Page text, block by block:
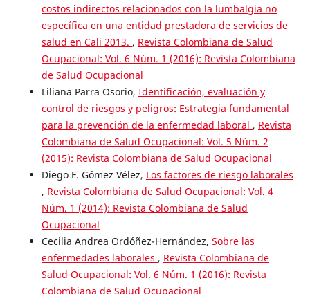
costos indirectos relacionados con la lumbalgia no
específica en una entidad prestadora de servicios de
salud en Cali 2013. , Revista Colombiana de Salud
Ocupacional: Vol. 6 Núm. 1 (2016): Revista Colombiana
de Salud Ocupacional
Liliana Parra Osorio, Identificación, evaluación y
control de riesgos y peligros: Estrategia fundamental
para la prevención de la enfermedad laboral , Revista
Colombiana de Salud Ocupacional: Vol. 5 Núm. 2
(2015): Revista Colombiana de Salud Ocupacional
Diego F. Gómez Vélez, Los factores de riesgo laborales
, Revista Colombiana de Salud Ocupacional: Vol. 4
Núm. 1 (2014): Revista Colombiana de Salud
Ocupacional
Cecilia Andrea Ordóñez-Hernández, Sobre las
enfermedades laborales , Revista Colombiana de
Salud Ocupacional: Vol. 6 Núm. 1 (2016): Revista
Colombiana de Salud Ocupacional